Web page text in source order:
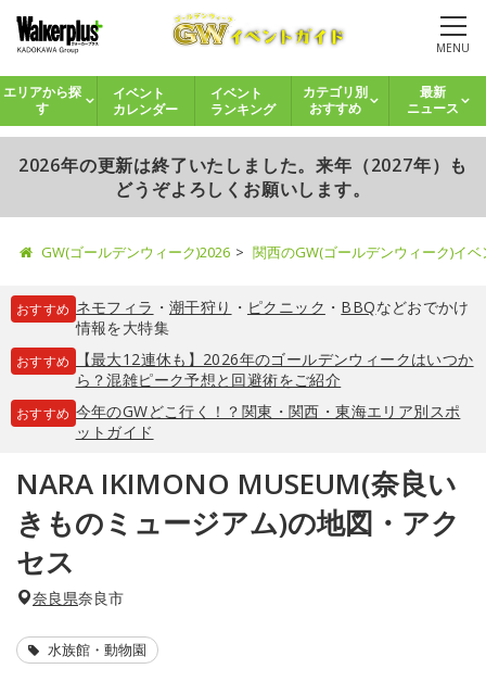
MENU
エリアから探
す
イベント
カレンダー
イベント
ランキング
カテゴリ別
おすすめ
最新
ニュース
2026年の更新は終了いたしました。来年（2027年）も
どうぞよろしくお願いします。
GW(ゴールデンウィーク)2026 関西のGW(ゴールデンウィーク)イ
おすすめ ネモフィラ ・ 潮干狩り ・ ピクニック ・ BBQなどおでかけ
情報を大特集
おすすめ
【最大12連休も】2026年のゴールデンウィークはいつか
ら？混雑ピーク予想と回避術をご紹介
おすすめ 今年のGWどこ行く！？関東・関西・東海エリア別スポ
ットガイド
NARA IKIMONO MUSEUM(奈良い
きものミュージアム)の地図・アク
セス
奈良県奈良市
水族館・動物園